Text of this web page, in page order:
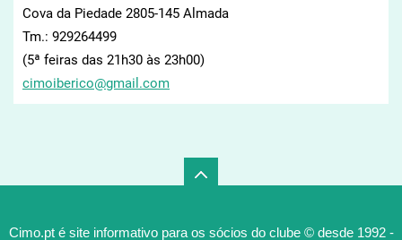
Cova da Piedade 2805-145 Almada
Tm.: 929264499
(5ª feiras das 21h30 às 23h00)
cimoiberico@gmai l.com
Cimo.pt é site informativo para os sócios do clube © desde 1992 -